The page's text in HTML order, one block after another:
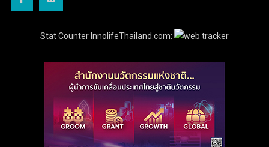
Stat Counter InnolifeThailand.com: